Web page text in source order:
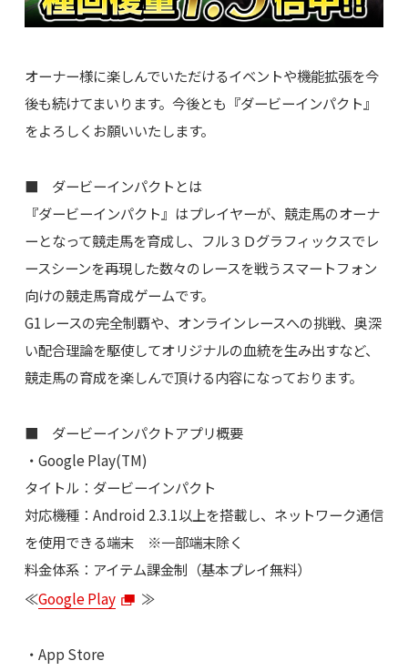
オーナー様に楽しんでいただけるイベントや機能拡張を今
後も続けてまいります。今後とも『ダービーインパクト』
をよろしくお願いいたします。
■ ダービーインパクトとは
『ダービーインパクト』はプレイヤーが、競走馬のオーナ
ーとなって競走馬を育成し、フル３Ｄグラフィックスでレ
ースシーンを再現した数々のレースを戦うスマートフォン
向けの競走馬育成ゲームです。
G1レースの完全制覇や、オンラインレースへの挑戦、奥深
い配合理論を駆使してオリジナルの血統を生み出すなど、
競走馬の育成を楽しんで頂ける内容になっております。
■ ダービーインパクトアプリ概要
・Google Play(TM)
タイトル：ダービーインパクト
対応機種：Android 2.3.1以上を搭載し、ネットワーク通信
を使用できる端末 ※一部端末除く
料金体系：アイテム課金制（基本プレイ無料）
≪Google Play ≫
・App Store